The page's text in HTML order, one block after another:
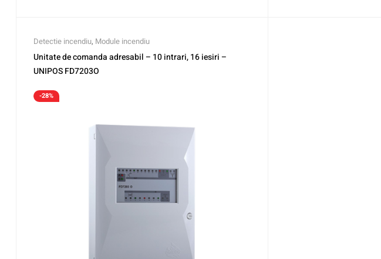
Detectie incendiu, Module incendiu
Unitate de comanda adresabil – 10 intrari, 16 iesiri –
UNIPOS FD7203O
-28%